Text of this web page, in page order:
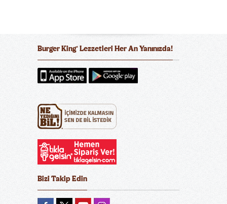
Burger King® Lezzetleri Her An Yanınızda!
Bizi Takip Edin